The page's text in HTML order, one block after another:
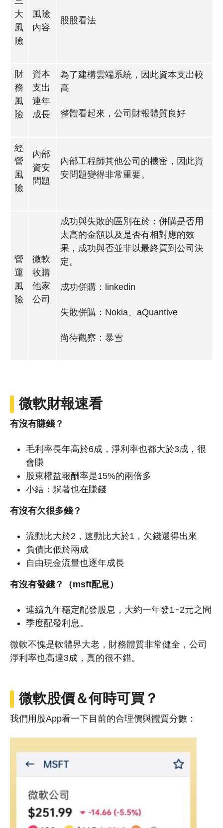
大
風
險
風險
內容
股股看法
財
務
風
險
資本
支出
連年
成長
為了建構雲端系統，因此資本支出較
高
整體看起來，公司財報體質良好
經
營
風
險
內部
資安
問題
內部工程師其他公司的機密，因此資
安問題變得非常重要。
營
運
風
險
微軟
收購
他家
公司
成功與失敗的區別在於：併購是否用
太高的金額以及是否有相對應的效
果，成功與否並非以最終買到公司決
定。
成功併購：linkedin
失敗併購：Nokia、aQuantive
尚待觀察：暴雪
微軟財報速看
有沒有賺錢？
毛利率長年高於6成，淨利率也都大於3成，很
會賺
股東權益報酬率是15%的兩倍多
小結：躺著也在賺錢
有沒有欠很多錢？
流動比大於2，速動比大於1，欠錢還得出來
負債比低於兩成
自由現金流量也逐年成長
有沒有發錢？（msft配息）
連續九年穩定配發股息，大約一年發1~2元之間
季度配發利息。
微軟不愧是軟體界大老，財務體質非常健全，公司
淨利率也高達3成，真的很不錯。
微軟股價＆何時可買？
我們用股App看一下目前的合理價與體質分數：